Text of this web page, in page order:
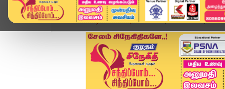
Home வீடியோ ஸ்டோரி Today Headlines | 30